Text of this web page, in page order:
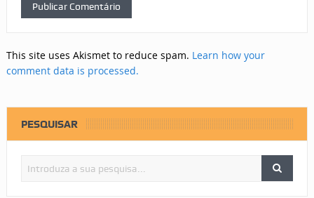
This site uses Akismet to reduce spam. Learn how your
comment data is processed.
PESQUISAR